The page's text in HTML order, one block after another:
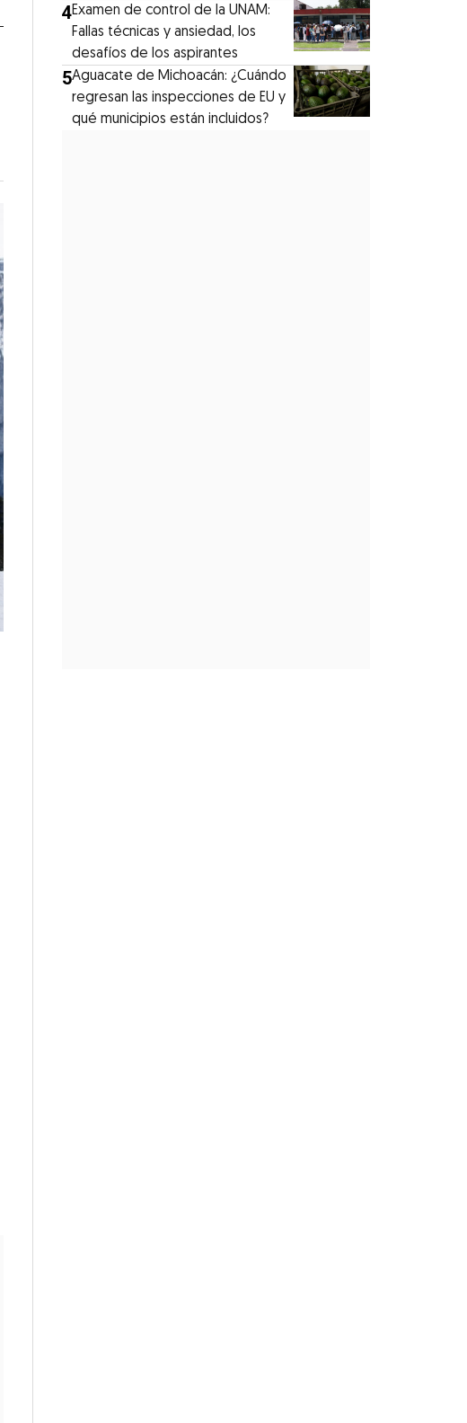
4Examen de control de la UNAM:
Fallas técnicas y ansiedad, los
desafíos de los aspirantes
5Aguacate de Michoacán: ¿Cuándo
regresan las inspecciones de EU y
qué municipios están incluidos?